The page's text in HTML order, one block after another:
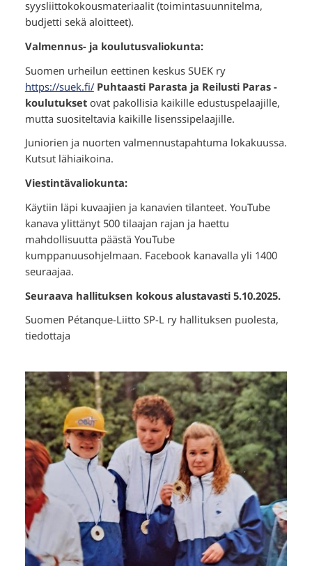
syysliittokokousmateriaalit (toimintasuunnitelma,
budjetti sekä aloitteet).
Valmennus- ja koulutusvaliokunta:
Suomen urheilun eettinen keskus SUEK ry
https://suek.fi/ Puhtaasti Parasta ja Reilusti Paras -
koulutuksetovat pakollisia kaikille edustuspelaajille,
mutta suositeltavia kaikille lisenssipelaajille.
Juniorien ja nuorten valmennustapahtuma lokakuussa.
Kutsut lähiaikoina.
Viestintävaliokunta:
Käytiin läpi kuvaajien ja kanavien tilanteet. YouTube
kanava ylittänyt 500 tilaajan rajan ja haettu
mahdollisuutta päästä YouTube
kumppanuusohjelmaan. Facebook kanavalla yli 1400
seuraajaa.
Seuraava hallituksen kokous alustavasti 5.10.2025.
Suomen Pétanque-Liitto SP-L ry hallituksen puolesta,
tiedottaja